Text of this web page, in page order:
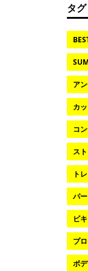
タグ
ア
カ
コ
ス
ト
パ
ビ
プ
ボ